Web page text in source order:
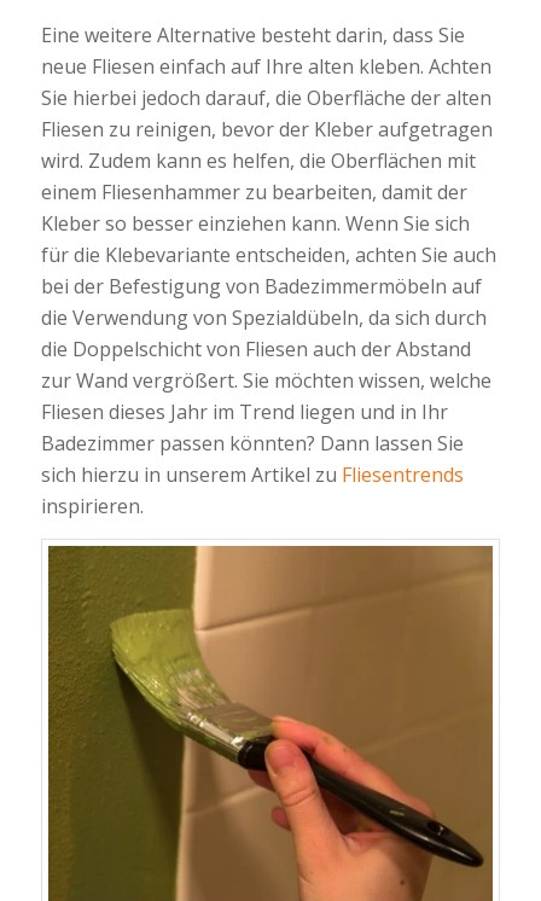
Eine weitere Alternative besteht darin, dass Sie
neue Fliesen einfach auf Ihre alten kleben. Achten
Sie hierbei jedoch darauf, die Oberfläche der alten
Fliesen zu reinigen, bevor der Kleber aufgetragen
wird. Zudem kann es helfen, die Oberflächen mit
einem Fliesenhammer zu bearbeiten, damit der
Kleber so besser einziehen kann. Wenn Sie sich
für die Klebevariante entscheiden, achten Sie auch
bei der Befestigung von Badezimmermöbeln auf
die Verwendung von Spezialdübeln, da sich durch
die Doppelschicht von Fliesen auch der Abstand
zur Wand vergrößert. Sie möchten wissen, welche
Fliesen dieses Jahr im Trend liegen und in Ihr
Badezimmer passen könnten? Dann lassen Sie
sich hierzu in unserem Artikel zu Fliesentrends
inspirieren.